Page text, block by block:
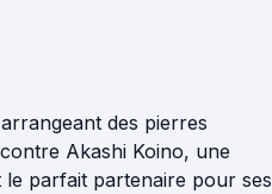
des pierres
Akashi Koino, une
le parfait partenaire pour ses